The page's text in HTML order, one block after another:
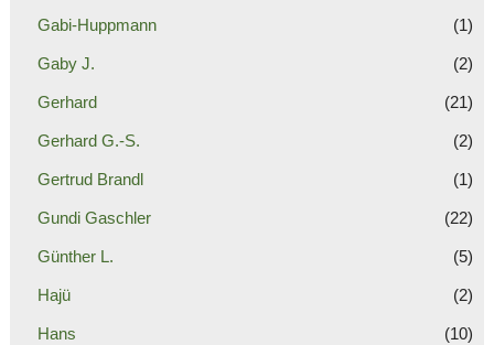
Gabi-Huppmann (1)
Gaby J. (2)
Gerhard (21)
Gerhard G.-S. (2)
Gertrud Brandl (1)
Gundi Gaschler (22)
Günther L. (5)
Hajü (2)
Hans (10)